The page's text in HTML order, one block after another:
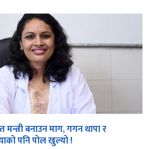
मन्त्री बनाउन माग, गगन थापा र
पनि पोल खुल्यो !